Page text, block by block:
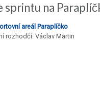
sprintu na
areál Paraplíčko
rozhodčí: Václav Martin